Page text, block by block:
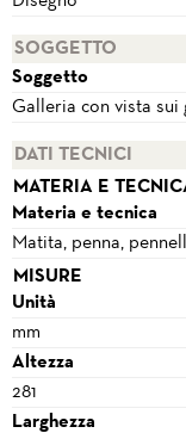
SOGGETTO
Soggetto
Galleria con vista sui
DATI TECNICI
MATERIA E
Materia e tecnica
Matita, penna,
MISURE
Unità
mm
Altezza
281
Larghezza